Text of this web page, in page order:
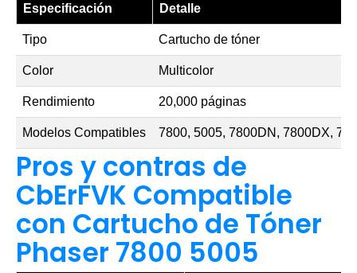
Especificación Detalle
Tipo Cartucho de tóner
Color Multicolor
Rendimiento 20,000 páginas
Modelos Compatibles 7800, 5005, 7800DN, 7800DX,
Pros y contras de
CbErFVK Compatible
con Cartucho de Tóner
Phaser 7800 5005